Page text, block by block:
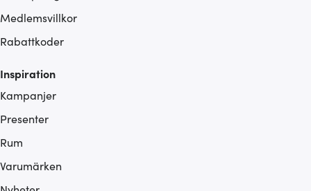
Medlemsvillkor
Rabattkoder
Inspiration
Kampanjer
Presenter
Rum
Varumärken